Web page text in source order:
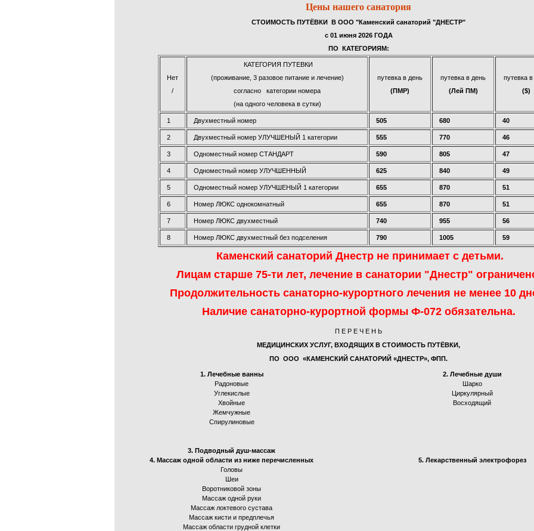
Цены нашего санатория
СТОИМОСТЬ ПУТЁВКИ В ООО "Каменский санаторий "ДНЕСТР"
c 01 июня 2026 ГОДА
ПО КАТЕГОРИЯМ:
Нет
/
КАТЕГОРИЯ ПУТЕВКИ
(проживание, 3 разовое питание и лечение)
согласно категории номера
(на одного человека в сутки)
путевка в день
(ПМР)
путевка в день
(Лей ПМ)
путевка
($)
1 Двухместный номер 505 680 40
2 Двухместный номер УЛУЧШЕНЫЙ 1 категории 555 770 46
3 Одноместный номер СТАНДАРТ 590 805 47
4 Одноместный номер УЛУЧШЕННЫЙ 625 840 49
5 Одноместный номер УЛУЧШЕНЫЙ 1 категории 655 870 51
6 Номер ЛЮКС однокомнатный 655 870 51
7 Номер ЛЮКС двухместный 740 955 56
8 Номер ЛЮКС двухместный без подселения 790 1005 59
Каменский санаторий Днестр не принимает с детьми.
Лицам старше 75-ти лет, лечение в санатории "Днестр"
Продолжительность санаторно-курортного лечения не менее 10
Наличие санаторно-курортной формы Ф-072 обязательна.
П Е Р Е Ч Е Н Ь
МЕДИЦИНСКИХ УСЛУГ, ВХОДЯЩИХ В СТОИМОСТЬ ПУТЁВКИ,
ПО ООО «КАМЕНСКИЙ САНАТОРИЙ «ДНЕСТР», ФПП.
1. Лечебные ванны
2. Лечебные души
Радоновые
Шарко
Углекислые
Циркулярный
Хвойные
Восходящий
Жемчужные
Спирулиновые
3. Подводный душ-массаж
4. Массаж одной области из ниже перечисленных
5. Лекарственный электрофорез
Головы
Шеи
Воротниковой зоны
Массаж одной руки
Массаж локтевого сустава
Массаж кисти и предплечья
Массаж области грудной клетки